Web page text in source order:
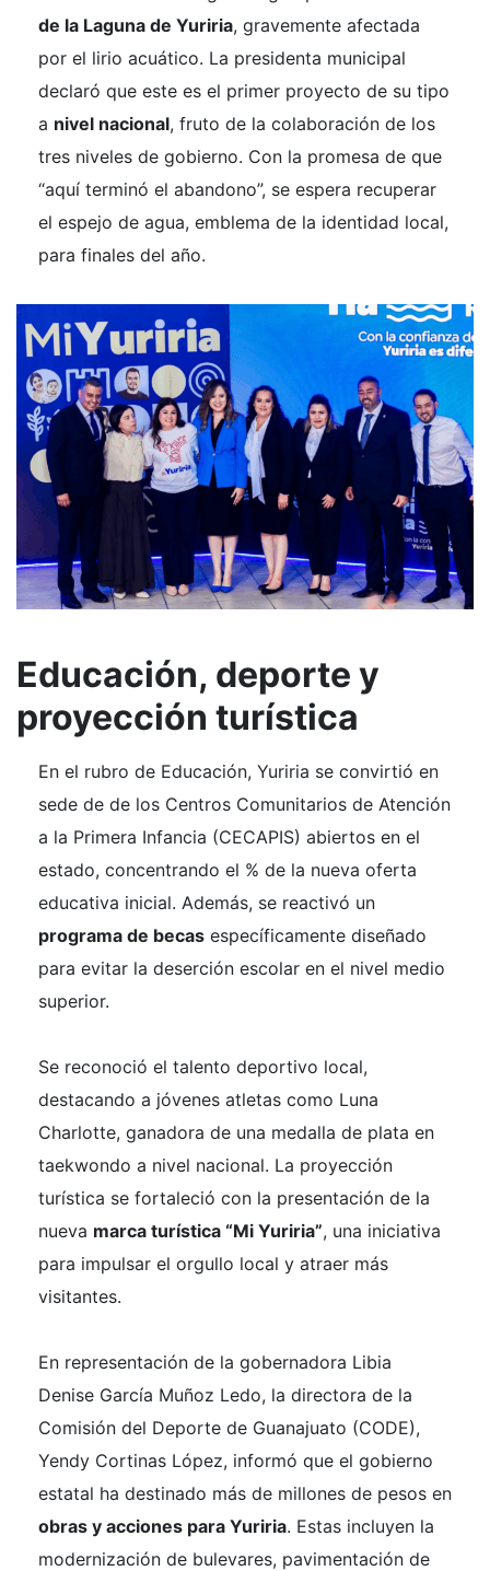
de la Laguna de Yuriria, gravemente afectada
por el lirio acuático. La presidenta municipal
declaró que este es el primer proyecto de su tipo
a nivel nacional, fruto de la colaboración de los
tres niveles de gobierno. Con la promesa de que
“aquí terminó el abandono”, se espera recuperar
el espejo de agua, emblema de la identidad local,
para finales del año.
Educación, deporte y
proyección turística
En el rubro de Educación, Yuriria se convirtió en
sede de de los Centros Comunitarios de Atención
a la Primera Infancia (CECAPIS) abiertos en el
estado, concentrando el % de la nueva oferta
educativa inicial. Además, se reactivó un
programa de becas específicamente diseñado
para evitar la deserción escolar en el nivel medio
superior.
Se reconoció el talento deportivo local,
destacando a jóvenes atletas como Luna
Charlotte, ganadora de una medalla de plata en
taekwondo a nivel nacional. La proyección
turística se fortaleció con la presentación de la
nueva marca turística “Mi Yuriria”, una iniciativa
para impulsar el orgullo local y atraer más
visitantes.
En representación de la gobernadora Libia
Denise García Muñoz Ledo, la directora de la
Comisión del Deporte de Guanajuato (CODE),
Yendy Cortinas López, informó que el gobierno
estatal ha destinado más de millones de pesos en
obras y acciones para Yuriria. Estas incluyen la
modernización de bulevares, pavimentación de